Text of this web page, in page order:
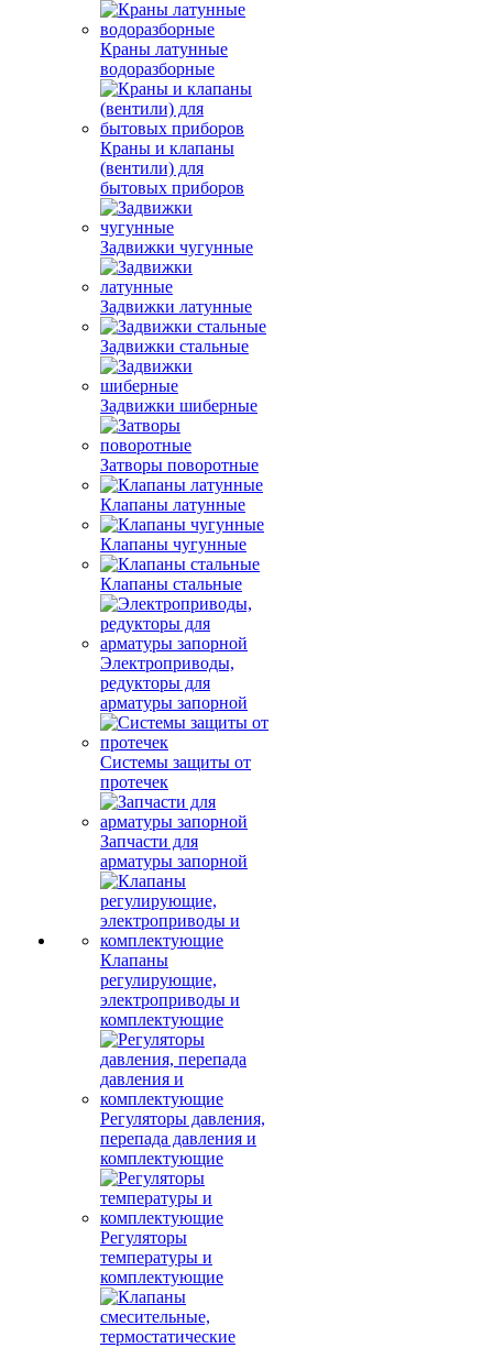
Краны латунные
водоразборные
Краны и клапаны
(вентили) для
бытовых приборов
Задвижки чугунные
Задвижки латунные
Задвижки стальные
Задвижки шиберные
Затворы поворотные
Клапаны латунные
Клапаны чугунные
Клапаны стальные
Электроприводы,
редукторы для
арматуры запорной
Системы защиты от
протечек
Запчасти для
арматуры запорной
Клапаны
регулирующие,
электроприводы и
комплектующие
Регуляторы давления,
перепада давления и
комплектующие
Регуляторы
температуры и
комплектующие